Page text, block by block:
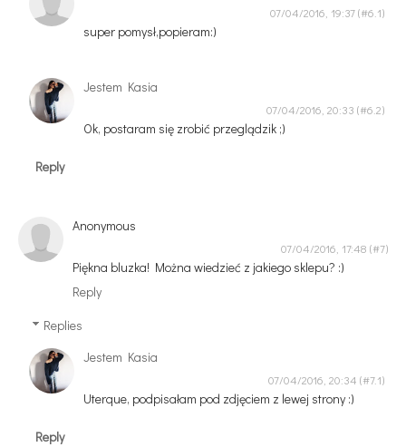
07/04/2016, 19:37
super pomysł,popieram:)
Jestem Kasia
07/04/2016, 20:33
Ok, postaram się zrobić przeglądzik ;)
Reply
Anonymous
07/04/2016, 17:48
Piękna bluzka! Można wiedzieć z jakiego sklepu? :)
Reply
Replies
Jestem Kasia
07/04/2016, 20:34
Uterque, podpisałam pod zdjęciem z lewej strony :)
Reply